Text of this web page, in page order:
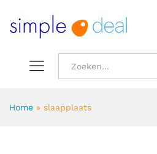
Home » slaapplaats